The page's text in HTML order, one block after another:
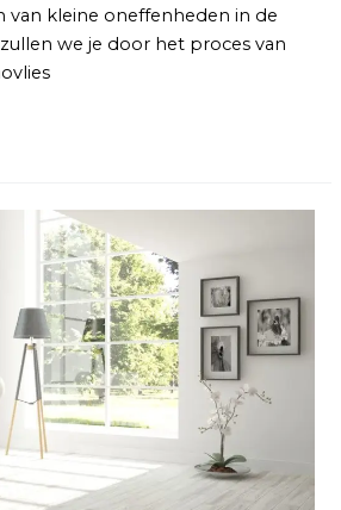
van kleine oneffenheden in de
we je door het proces van